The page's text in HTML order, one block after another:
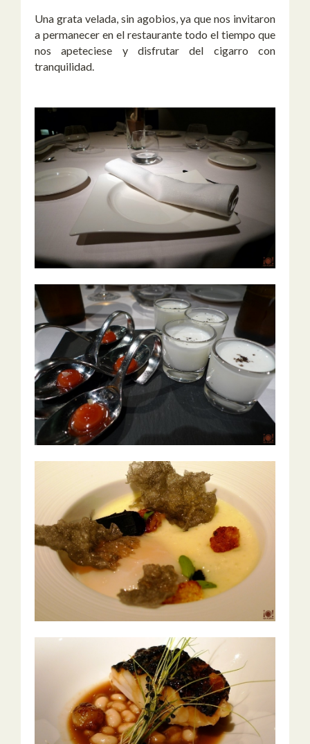
Una grata velada, sin agobios, ya que nos invitaron
a permanecer en el restaurante todo el tiempo que
nos apeteciese y disfrutar del cigarro con
tranquilidad.